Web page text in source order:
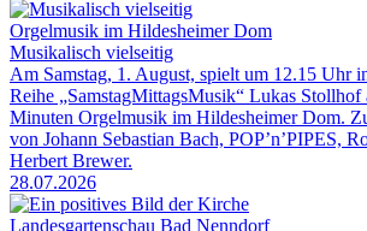
Orgelmusik im Hildesheimer Dom
Musikalisch vielseitig
Am Samstag, 1. August, spielt um 12.15 Uhr
Reihe „SamstagMittagsMusik“ Lukas Stollhof
Minuten Orgelmusik im Hildesheimer Dom.
von Johann Sebastian Bach, POP’n’PIPES,
Herbert Brewer.
28.07.2026
Landesgartenschau Bad Nenndorf